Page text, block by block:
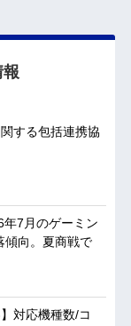
する包括連携協
年7月のゲーミン
傾向。夏商戦で
対応機種数/コ